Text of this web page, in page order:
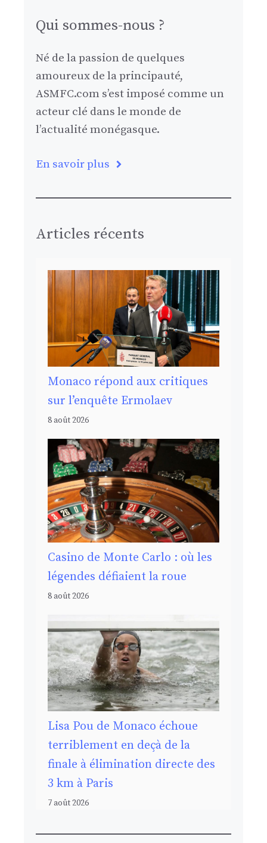
Qui sommes-nous ?
Né de la passion de quelques
amoureux de la principauté,
ASMFC.com s’est imposé comme un
acteur clé dans le monde de
l’actualité monégasque.
En savoir plus
Articles récents
Monaco répond aux critiques
sur l’enquête Ermolaev
8 août 2026
Casino de Monte Carlo : où les
légendes défiaient la roue
8 août 2026
Lisa Pou de Monaco échoue
terriblement en deçà de la
finale à élimination directe des
3 km à Paris
7 août 2026